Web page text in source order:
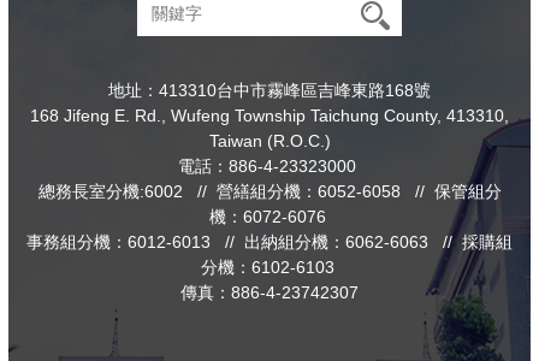
地址：413310台中市霧峰區吉峰東路168號
168 Jifeng E. Rd., Wufeng Township Taichung County, 413310,
Taiwan (R.O.C.)
電話：886-4-23323000
總務長室分機:6002 // 營繕組分機：6052-6058 // 保管組分
機：6072-6076
事務組分機：6012-6013 // 出納組分機：6062-6063 // 採購組
分機：6102-6103
傳真：886-4-23742307